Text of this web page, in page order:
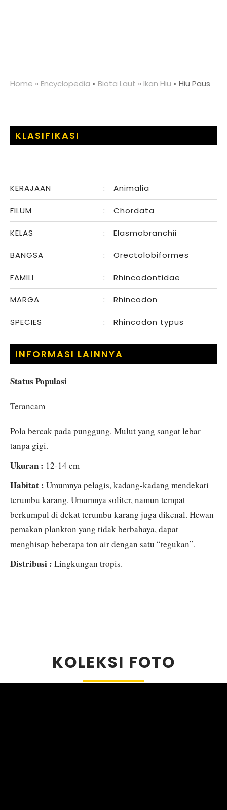
Home » Encyclopedia » Biota Laut » Ikan Hiu » Hiu Paus
Pola bercak pada punggung. Mulut yang sangat lebar
tanpa gigi.
Ukuran : 12-14 cm
Habitat : Umumnya pelagis, kadang-kadang mendekati
terumbu karang. Umumnya soliter, namun tempat
berkumpul di dekat terumbu karang juga dikenal. Hewan
pemakan plankton yang tidak berbahaya, dapat
menghisap beberapa ton air dengan satu “tegukan”.
Distribusi : Lingkungan tropis.
KLASIFIKASI
KERAJAAN : Animalia
FILUM : Chordata
KELAS : Elasmobranchii
BANGSA : Orectolobiformes
FAMILI : Rhincodontidae
MARGA : Rhincodon
SPECIES : Rhincodon typus
INFORMASI LAINNYA
Status Populasi
Terancam
KOLEKSI FOTO